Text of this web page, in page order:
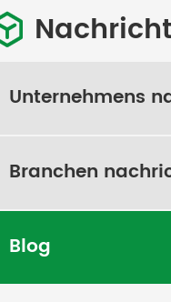
Unternehmens
Branchen
Blog